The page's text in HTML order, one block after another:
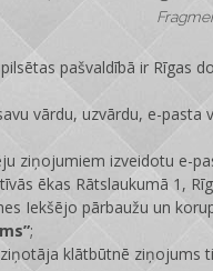
pašvaldībā ir Rīgas
vārdu, uzvārdu, e-
ziņojumiem izveidotu e-
ēkas Rātslaukumā 1,
Iekšējo pārbaužu un
;
klātbūtnē ziņojums